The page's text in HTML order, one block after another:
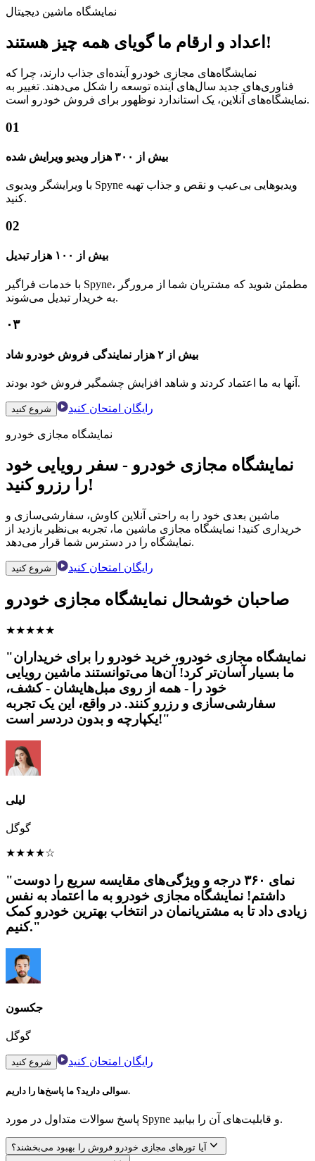
نمایشگاه ماشین دیجیتال
اعداد و ارقام ما گویای همه چیز هستند!
نمایشگاه‌های مجازی خودرو آینده‌ای جذاب دارند، چرا که
فناوری‌های جدید سال‌های آینده توسعه را شکل می‌دهند. تغییر به
نمایشگاه‌های آنلاین، یک استاندارد نوظهور برای فروش خودرو است.
01
بیش از ۳۰۰ هزار ویدیو ویرایش شده
با ویرایشگر ویدیوی Spyne ویدیوهایی بی‌عیب و نقص و جذاب تهیه
کنید.
02
بیش از ۱۰۰ هزار تبدیل
با خدمات فراگیر Spyne، مطمئن شوید که مشتریان شما از مرورگر
به خریدار تبدیل می‌شوند.
۰۳
بیش از ۲ هزار نمایندگی فروش خودرو شاد
آنها به ما اعتماد کردند و شاهد افزایش چشمگیر فروش خود بودند.
شروع کنید رایگان امتحان کنید
نمایشگاه مجازی خودرو
نمایشگاه مجازی خودرو - سفر رویایی خود
را رزرو کنید!
ماشین بعدی خود را به راحتی آنلاین کاوش، سفارشی‌سازی و
خریداری کنید! نمایشگاه مجازی ماشین ما، تجربه بی‌نظیر بازدید از
نمایشگاه را در دسترس شما قرار می‌دهد.
شروع کنید رایگان امتحان کنید
صاحبان خوشحال نمایشگاه مجازی خودرو
★★★★★
"نمایشگاه مجازی خودرو، خرید خودرو را برای خریداران
ما بسیار آسان‌تر کرد! آن‌ها می‌توانستند ماشین رویایی
خود را - همه از روی مبل‌هایشان - کشف،
سفارشی‌سازی و رزرو کنند. در واقع، این یک تجربه
یکپارچه و بدون دردسر است!"
لیلی
گوگل
★★★★☆
"نمای ۳۶۰ درجه و ویژگی‌های مقایسه سریع را دوست
داشتم! نمایشگاه مجازی خودرو به ما اعتماد به نفس
زیادی داد تا به مشتریانمان در انتخاب بهترین خودرو کمک
کنیم."
جکسون
گوگل
شروع کنید رایگان امتحان کنید
سوالی دارید؟ ما پاسخ‌ها را داریم.
پاسخ سوالات متداول در مورد Spyne و قابلیت‌های آن را بیابید.
آیا تورهای مجازی خودرو فروش را بهبود می‌بخشند؟